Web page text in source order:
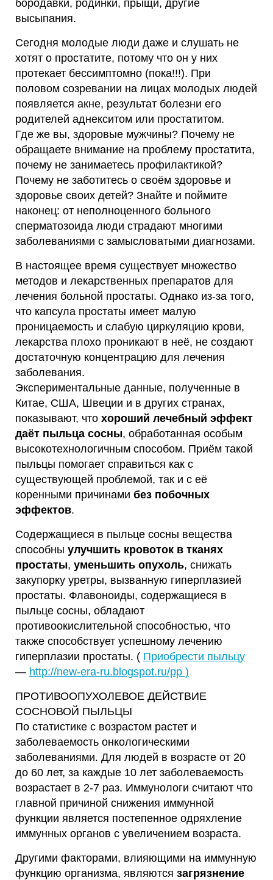
бородавки, родинки, прыщи, другие
высыпания.
Сегодня молодые люди даже и слушать не
хотят о простатите, потому что он у них
протекает бессимптомно (пока!!!). При
половом созревании на лицах молодых людей
появляется акне, результат болезни его
родителей аднекситом или простатитом.
Где же вы, здоровые мужчины? Почему не
обращаете внимание на проблему простатита,
почему не занимаетесь профилактикой?
Почему не заботитесь о своём здоровье и
здоровье своих детей? Знайте и поймите
наконец: от неполноценного больного
сперматозоида люди страдают многими
заболеваниями с замысловатыми диагнозами.
В настоящее время существует множество
методов и лекарственных препаратов для
лечения больной простаты. Однако из-за того,
что капсула простаты имеет малую
проницаемость и слабую циркуляцию крови,
лекарства плохо проникают в неё, не создают
достаточную концентрацию для лечения
заболевания.
Экспериментальные данные, полученные в
Китае, США, Швеции и в других странах,
показывают, что хороший лечебный эффект
даёт пыльца сосны, обработанная особым
высокотехнологичным способом. Приём такой
пыльцы помогает справиться как с
существующей проблемой, так и с её
коренными причинами без побочных
эффектов.
Содержащиеся в пыльце сосны вещества
способны улучшить кровоток в тканях
простаты, уменьшить опухоль, снижать
закупорку уретры, вызванную гиперплазией
простаты. Флавоноиды, содержащиеся в
пыльце сосны, обладают
противоокислительной способностью, что
также способствует успешному лечению
гиперплазии простаты. ( Приобрести пыльцу
— http://new-era-ru.blogspot.ru/pp )
ПРОТИВООПУХОЛЕВОЕ ДЕЙСТВИЕ
СОСНОВОЙ ПЫЛЬЦЫ
По статистике с возрастом растет и
заболеваемость онкологическими
заболеваниями. Для людей в возрасте от 20
до 60 лет, за каждые 10 лет заболеваемость
возрастает в 2-7 раз. Иммунологи считают что
главной причиной снижения иммунной
функции является постепенное одряхление
иммунных органов с увеличением возраста.
Другими факторами, влияющими на иммунную
функцию организма, являются загрязнение